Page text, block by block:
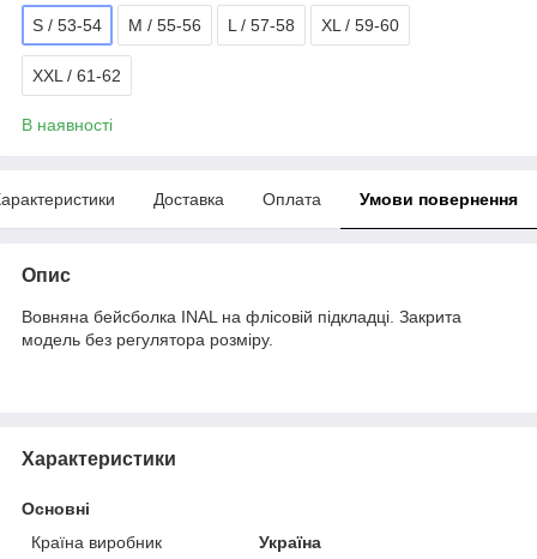
S / 53-54 M / 55-56 L / 57-58 XL / 59-60
XXL / 61-62
В наявності
Доставка Оплата Умови повернення
Опис
Вовняна бейсболка INAL на флісовій підкладці. Закрита
модель без регулятора розміру.
Характеристики
Основні
Країна виробник
Україна